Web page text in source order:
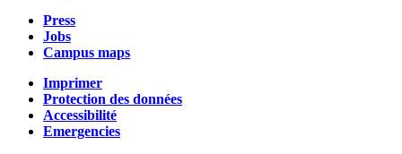
Press
Jobs
Campus maps
Imprimer
Protection des données
Accessibilité
Emergencies